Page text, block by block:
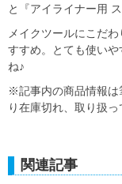
と『アイライナー用
メイクツールにこだ
すすめ。とても使い
ね♪
※記事内の商品情報は
り在庫切れ、取り扱っ
関連記事